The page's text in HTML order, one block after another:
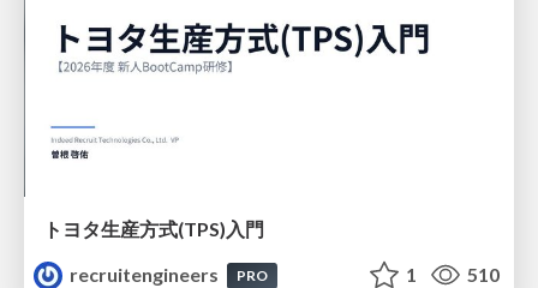
トヨタ⽣産⽅式(TPS)⼊⾨
recruitengineers
PRO 1 510